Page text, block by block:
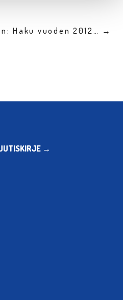
Haku vuoden 2012… →
→